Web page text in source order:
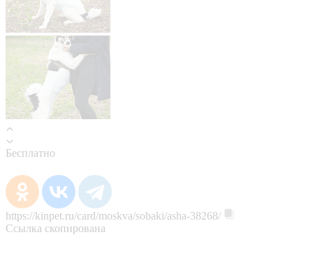
Бесплатно
https://kinpet.ru/card/moskva/sobaki/asha-38268/
Ссылка скопирована